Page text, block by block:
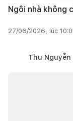
Ngôi nhà không
27/06/2026, lúc
Thu Nguyễn